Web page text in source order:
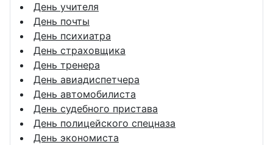
День учителя
День почты
День психиатра
День страховщика
День тренера
День авиадиспетчера
День автомобилиста
День судебного пристава
День полицейского спецназа
День экономиста